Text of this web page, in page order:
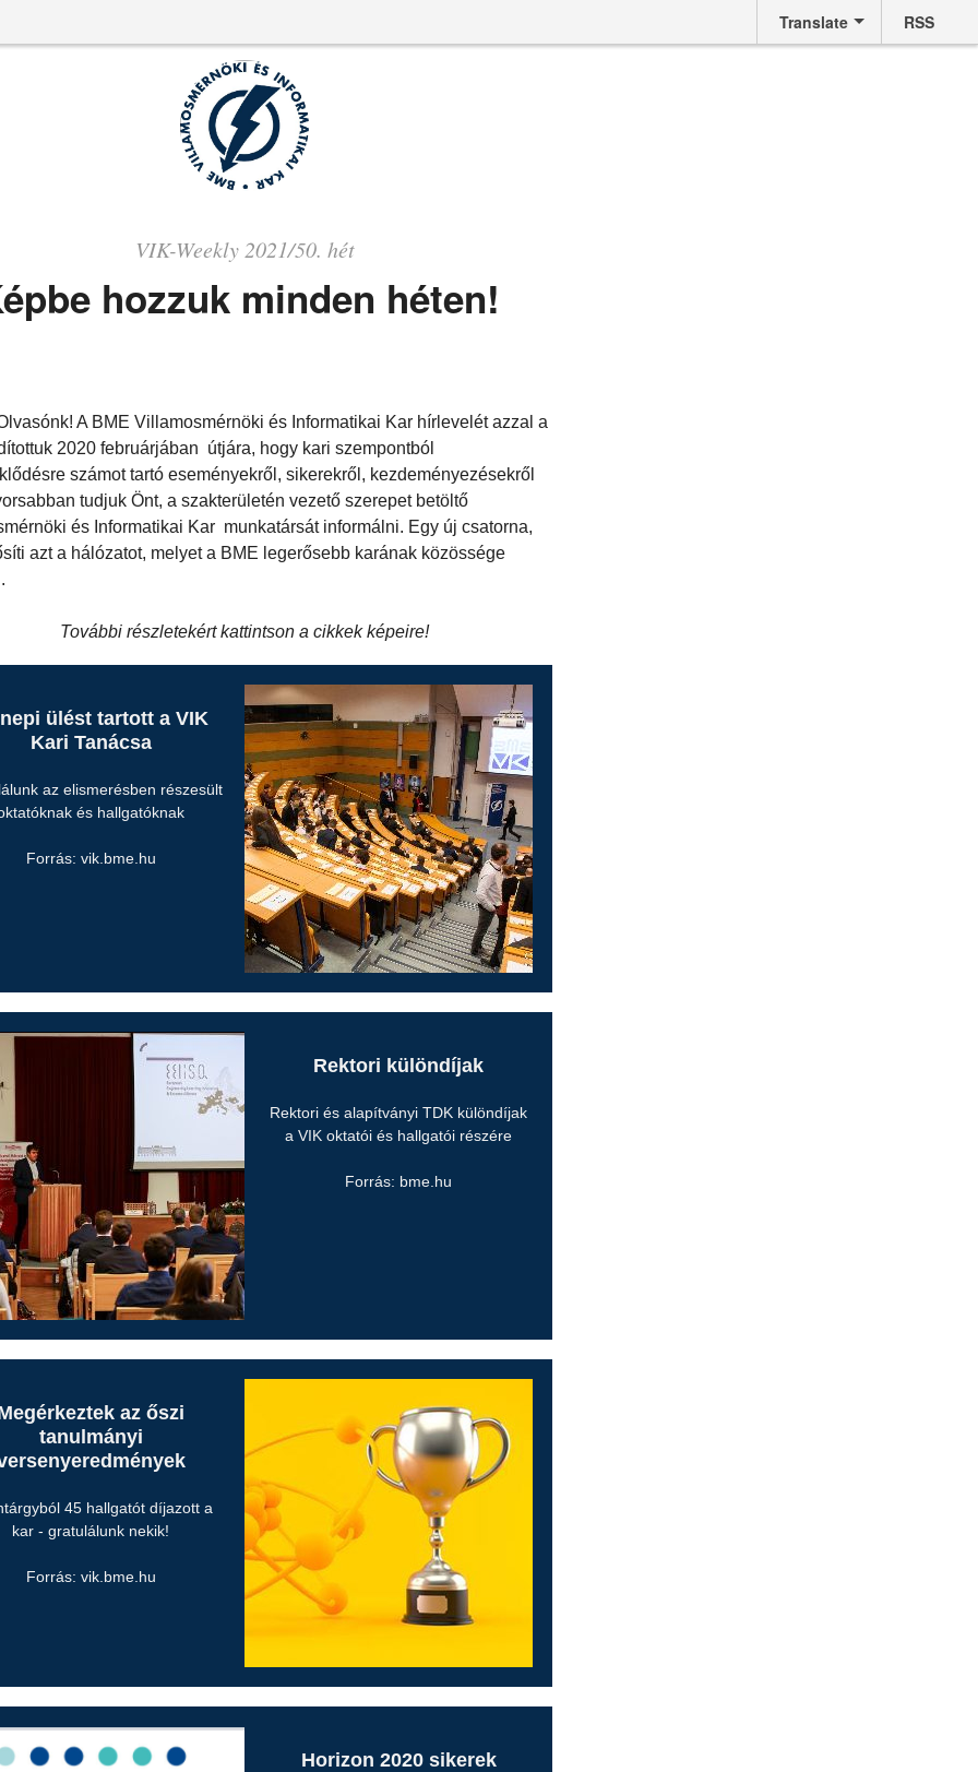
RSS
Translate
VIK-Weekly 2021/50. hét
hozzuk minden héten!
A BME Villamosmérnöki és Informatikai Kar hírlevelét azzal a
2020 februárjában útjára, hogy kari szempontból
számot tartó eseményekről, sikerekről, kezdeményezésekről
tudjuk Önt, a szakterületén vezető szerepet betöltő
és Informatikai Kar munkatársát informálni. Egy új csatorna,
azt a hálózatot, melyet a BME legerősebb karának közössége
További részletekért kattintson a cikkek képeire!
ülést tartott a VIK
Kari Tanácsa
az elismerésben részesült
és hallgatóknak
Forrás: vik.bme.hu
Rektori különdíjak
Rektori és alapítványi TDK különdíjak
a VIK oktatói és hallgatói részére
Forrás: bme.hu
az őszi
tanulmányi
45 hallgatót díjazott a
kar - gratulálunk nekik!
Forrás: vik.bme.hu
Horizon 2020 sikerek